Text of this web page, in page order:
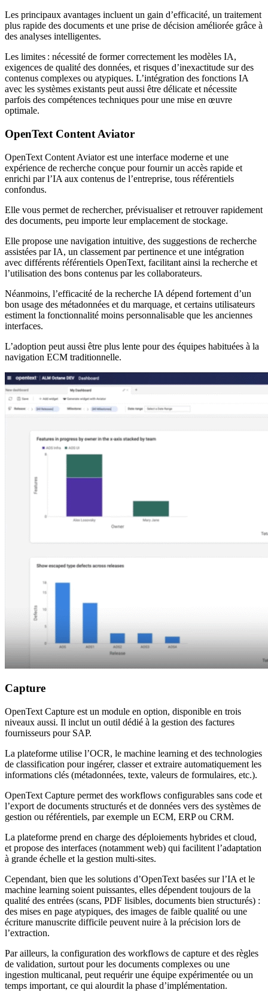
Les principaux avantages incluent un gain d’efficacité, un traitement
plus rapide des documents et une prise de décision améliorée grâce à
des analyses intelligentes.
Les limites : nécessité de former correctement les modèles IA,
exigences de qualité des données, et risques d’inexactitude sur des
contenus complexes ou atypiques. L’intégration des fonctions IA
avec les systèmes existants peut aussi être délicate et nécessite
parfois des compétences techniques pour une mise en œuvre
optimale.
OpenText Content Aviator
OpenText Content Aviator est une interface moderne et une
expérience de recherche conçue pour fournir un accès rapide et
enrichi par l’IA aux contenus de l’entreprise, tous référentiels
confondus.
Elle vous permet de rechercher, prévisualiser et retrouver rapidement
des documents, peu importe leur emplacement de stockage.
Elle propose une navigation intuitive, des suggestions de recherche
assistées par IA, un classement par pertinence et une intégration
avec différents référentiels OpenText, facilitant ainsi la recherche et
l’utilisation des bons contenus par les collaborateurs.
Néanmoins, l’efficacité de la recherche IA dépend fortement d’un
bon usage des métadonnées et du marquage, et certains utilisateurs
estiment la fonctionnalité moins personnalisable que les anciennes
interfaces.
L’adoption peut aussi être plus lente pour des équipes habituées à la
navigation ECM traditionnelle.
Capture
OpenText Capture est un module en option, disponible en trois
niveaux aussi. Il inclut un outil dédié à la gestion des factures
fournisseurs pour SAP.
La plateforme utilise l’OCR, le machine learning et des technologies
de classification pour ingérer, classer et extraire automatiquement les
informations clés (métadonnées, texte, valeurs de formulaires, etc.).
OpenText Capture permet des workflows configurables sans code et
l’export de documents structurés et de données vers des systèmes de
gestion ou référentiels, par exemple un ECM, ERP ou CRM.
La plateforme prend en charge des déploiements hybrides et cloud,
et propose des interfaces (notamment web) qui facilitent l’adaptation
à grande échelle et la gestion multi-sites.
Cependant, bien que les solutions d’OpenText basées sur l’IA et le
machine learning soient puissantes, elles dépendent toujours de la
qualité des entrées (scans, PDF lisibles, documents bien structurés) :
des mises en page atypiques, des images de faible qualité ou une
écriture manuscrite difficile peuvent nuire à la précision lors de
l’extraction.
Par ailleurs, la configuration des workflows de capture et des règles
de validation, surtout pour les documents complexes ou une
ingestion multicanal, peut requérir une équipe expérimentée ou un
temps important, ce qui alourdit la phase d’implémentation.